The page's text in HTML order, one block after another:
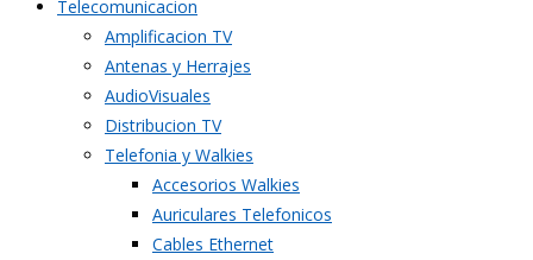
Telecomunicacion
Amplificacion TV
Antenas y Herrajes
AudioVisuales
Distribucion TV
Telefonia y Walkies
Accesorios Walkies
Auriculares Telefonicos
Cables Ethernet